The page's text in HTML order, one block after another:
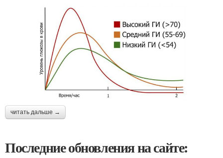
читать дальше →
Последние обновления на сайте: